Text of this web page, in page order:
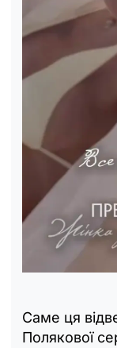
Саме ця
Полякової